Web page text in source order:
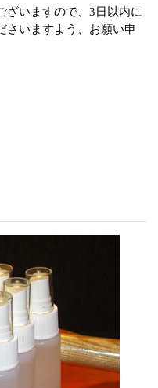
ざいますので、3日以内に
さいますよう、お願い申